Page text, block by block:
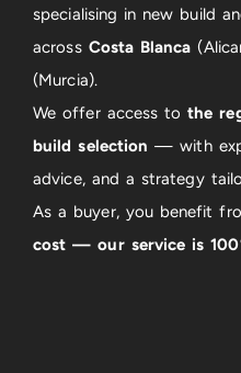
specialising in new build
across Costa Blanca
(Murcia).
We offer access tothe
build selection — with
advice, and a strategy
As a buyer, you benefit
cost — our service is